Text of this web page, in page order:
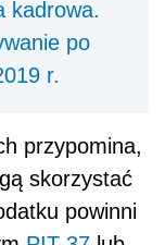
kadrowa.
po
r.
przypomina,
skorzystać
powinni